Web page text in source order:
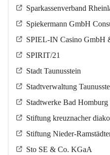
Sparkassenverband
Spiekermann GmbH
SPIEL-IN Casino GmbH
SPIRIT/21
Stadt Taunusstein
Stadtverwaltung
Stadtwerke Bad
Stiftung kreuznacher
Stiftung Nieder-
Sto SE & Co. KGaA